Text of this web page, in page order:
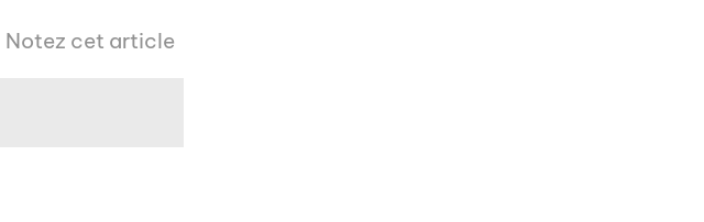
Notez cet article